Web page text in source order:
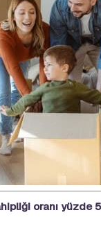
oranı yüzde